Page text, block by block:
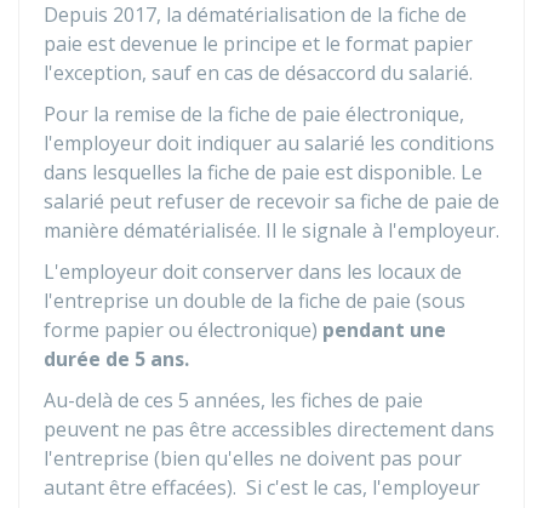
Depuis 2017, la dématérialisation de la fiche de
paie est devenue le principe et le format papier
l'exception, sauf en cas de désaccord du salarié.
Pour la remise de la fiche de paie électronique,
l'employeur doit indiquer au salarié les conditions
dans lesquelles la fiche de paie est disponible. Le
salarié peut refuser de recevoir sa fiche de paie de
manière dématérialisée. Il le signale à l'employeur.
L'employeur doit conserver dans les locaux de
l'entreprise un double de la fiche de paie (sous
forme papier ou électronique) pendant une
durée de 5 ans.
Au-delà de ces 5 années, les fiches de paie
peuvent ne pas être accessibles directement dans
l'entreprise (bien qu'elles ne doivent pas pour
autant être effacées). Si c'est le cas, l'employeur